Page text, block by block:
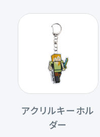
アクリルキーホル
ダー